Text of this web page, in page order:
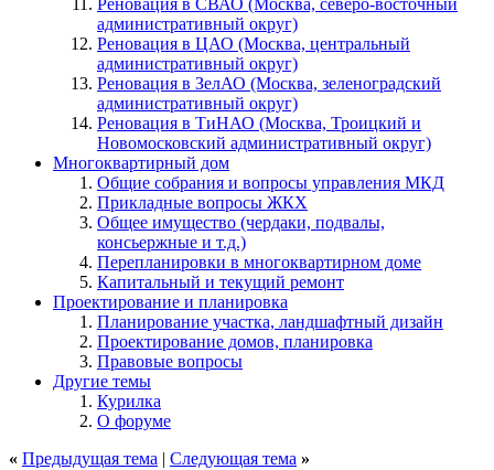
Реновация в СВАО (Москва, северо-восточный
административный округ)
Реновация в ЦАО (Москва, центральный
административный округ)
Реновация в ЗелАО (Москва, зеленоградский
административный округ)
Реновация в ТиНАО (Москва, Троицкий и
Новомосковский административный округ)
Многоквартирный дом
Общие собрания и вопросы управления МКД
Прикладные вопросы ЖКХ
Общее имущество (чердаки, подвалы,
консьержные и т.д.)
Перепланировки в многоквартирном доме
Капитальный и текущий ремонт
Проектирование и планировка
Планирование участка, ландшафтный дизайн
Проектирование домов, планировка
Правовые вопросы
Другие темы
Курилка
О форуме
« Предыдущая тема | Следующая тема »